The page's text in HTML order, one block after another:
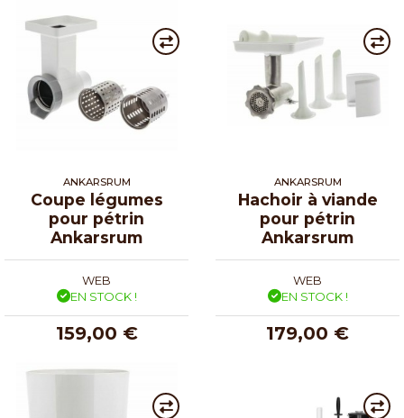
ANKARSRUM
Coupe légumes
pour pétrin
Ankarsrum
WEB
EN STOCK !
159,00 €
ANKARSRUM
Hachoir à viande
pour pétrin
Ankarsrum
WEB
EN STOCK !
179,00 €